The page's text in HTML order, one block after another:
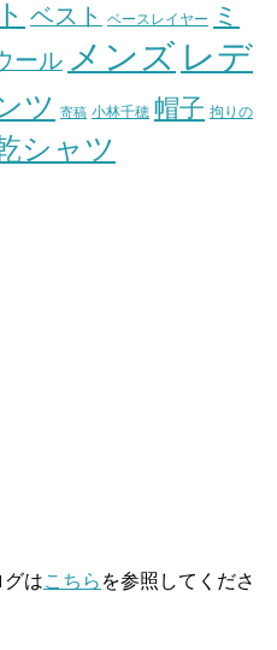
ベスト ベースレイヤー
ミ
ール メンズ レデ
ツ 寄稿 小林千穂 帽子 拘りの
シャツ
はこちら を参照してくださ